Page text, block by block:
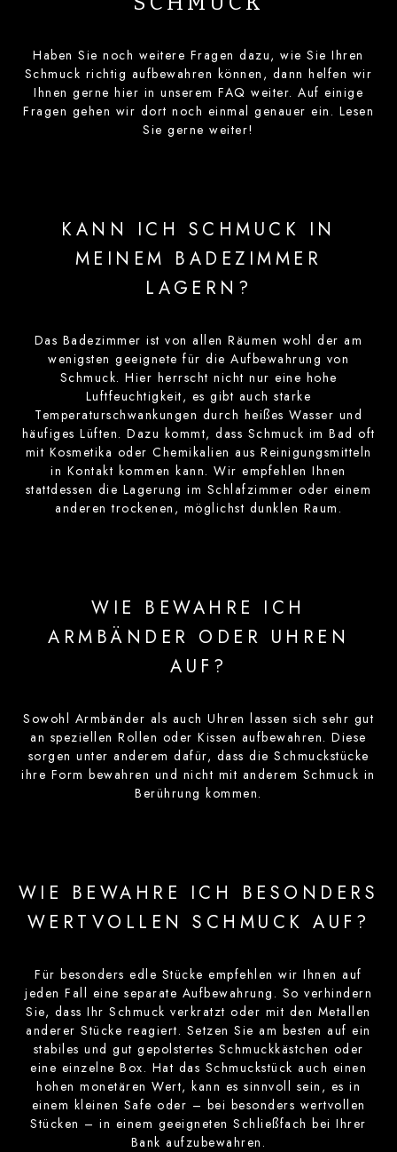
Haben Sie noch weitere Fragen dazu, wie Sie Ihren
Schmuck richtig aufbewahren können, dann helfen wir
Ihnen gerne hier in unserem FAQ weiter. Auf einige
Fragen gehen wir dort noch einmal genauer ein. Lesen
Sie gerne weiter!
KANN ICH SCHMUCK IN
MEINEM BADEZIMMER
LAGERN?
Das Badezimmer ist von allen Räumen wohl der am
wenigsten geeignete für die Aufbewahrung von
Schmuck. Hier herrscht nicht nur eine hohe
Luftfeuchtigkeit, es gibt auch starke
Temperaturschwankungen durch heißes Wasser und
häufiges Lüften. Dazu kommt, dass Schmuck im Bad oft
mit Kosmetika oder Chemikalien aus Reinigungsmitteln
in Kontakt kommen kann. Wir empfehlen Ihnen
stattdessen die Lagerung im Schlafzimmer oder einem
anderen trockenen, möglichst dunklen Raum.
WIE BEWAHRE ICH
ARMBÄNDER ODER UHREN
AUF?
Sowohl Armbänder als auch Uhren lassen sich sehr gut
an speziellen Rollen oder Kissen aufbewahren. Diese
sorgen unter anderem dafür, dass die Schmuckstücke
ihre Form bewahren und nicht mit anderem Schmuck in
Berührung kommen.
WIE BEWAHRE ICH BESONDERS
WERTVOLLEN SCHMUCK AUF?
Für besonders edle Stücke empfehlen wir Ihnen auf
jeden Fall eine separate Aufbewahrung. So verhindern
Sie, dass Ihr Schmuck verkratzt oder mit den Metallen
anderer Stücke reagiert. Setzen Sie am besten auf ein
stabiles und gut gepolstertes Schmuckkästchen oder
eine einzelne Box. Hat das Schmuckstück auch einen
hohen monetären Wert, kann es sinnvoll sein, es in
einem kleinen Safe oder – bei besonders wertvollen
Stücken – in einem geeigneten Schließfach bei Ihrer
Bank aufzubewahren.